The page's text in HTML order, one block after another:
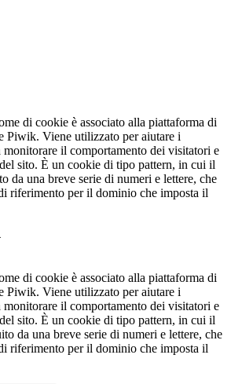
di cookie è associato alla piattaforma di
Piwik. Viene utilizzato per aiutare i
il comportamento dei visitatori e
sito. È un cookie di tipo pattern, in cui il
da una breve serie di numeri e lettere, che
riferimento per il dominio che imposta il
di cookie è associato alla piattaforma di
Piwik. Viene utilizzato per aiutare i
il comportamento dei visitatori e
sito. È un cookie di tipo pattern, in cui il
da una breve serie di numeri e lettere, che
riferimento per il dominio che imposta il